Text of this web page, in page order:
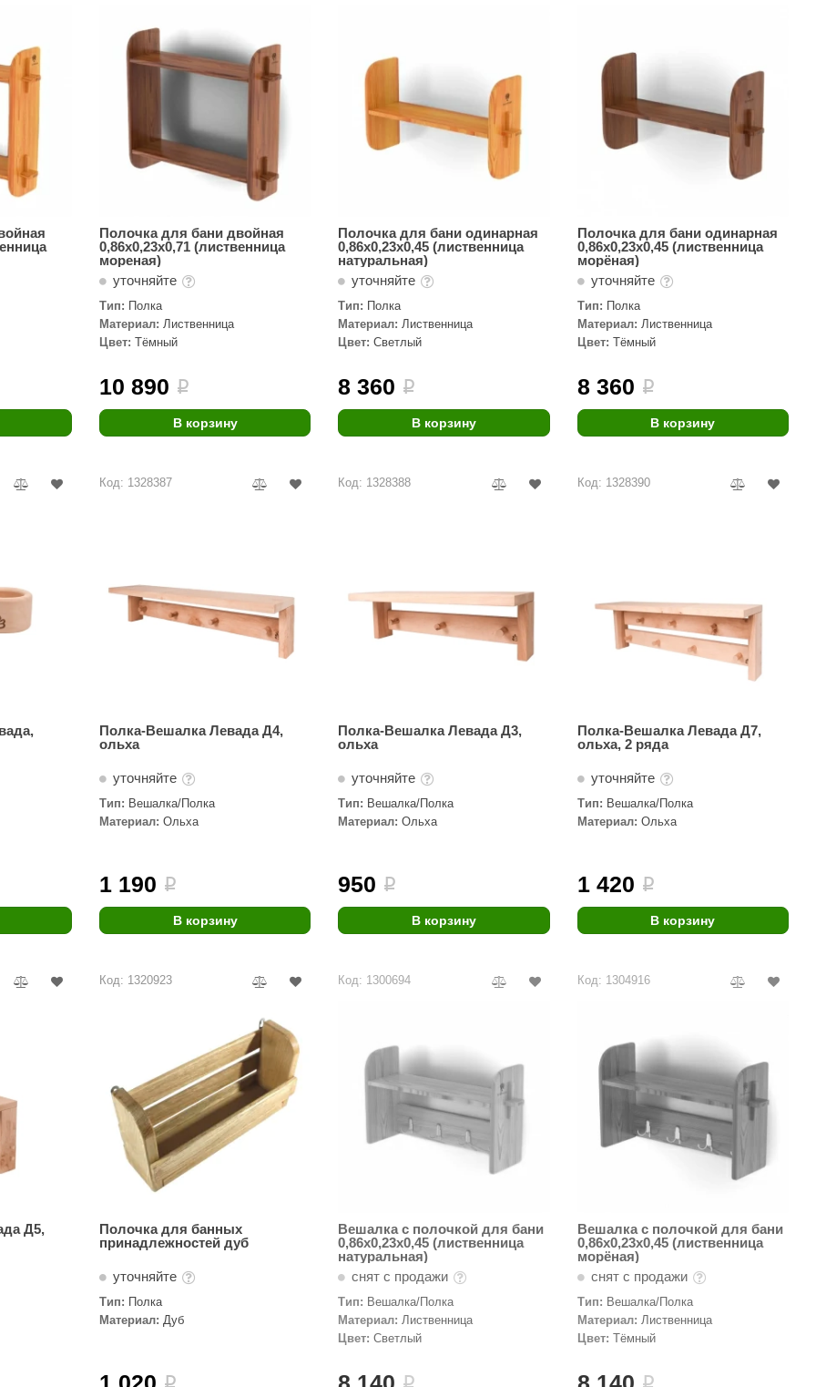
Полочка для бани двойная
0,86х0,23х0,71 (лиственница
мореная)
уточняйте
Тип: Полка
Материал: Лиственница
Цвет: Тёмный
10 890 i
В корзину
Полочка для бани одинарная
0,86х0,23х0,45 (лиственница
натуральная)
уточняйте
Тип: Полка
Материал: Лиственница
Цвет: Светлый
8 360 i
В корзину
Полочка для бани одинарная
0,86х0,23х0,45 (лиственница
морёная)
уточняйте
Тип: Полка
Материал: Лиственница
Цвет: Тёмный
8 360 i
В корзину
Код: 1328387
Полка-Вешалка Левада Д4,
ольха
уточняйте
Тип: Вешалка/Полка
Материал: Ольха
1 190 i
В корзину
Код: 1328388
Полка-Вешалка Левада Д3,
ольха
уточняйте
Тип: Вешалка/Полка
Материал: Ольха
950 i
В корзину
Код: 1328390
Полка-Вешалка Левада Д7,
ольха, 2 ряда
уточняйте
Тип: Вешалка/Полка
Материал: Ольха
1 420 i
В корзину
Д5,
Код: 1320923
Полочка для банных
принадлежностей дуб
уточняйте
Тип: Полка
Материал: Дуб
i
Код: 1300694
Вешалка с полочкой для бани
0,86х0,23х0,45 (лиственница
натуральная)
снят с продажи
Тип: Вешалка/Полка
Материал: Лиственница
Цвет: Светлый
i
Код: 1304916
Вешалка с полочкой для бани
0,86х0,23х0,45 (лиственница
морёная)
снят с продажи
Тип: Вешалка/Полка
Материал: Лиственница
Цвет: Тёмный
i